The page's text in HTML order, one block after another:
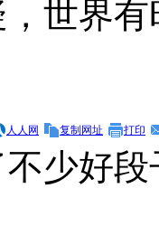
世界
人人网 复制网址 打印
少好段